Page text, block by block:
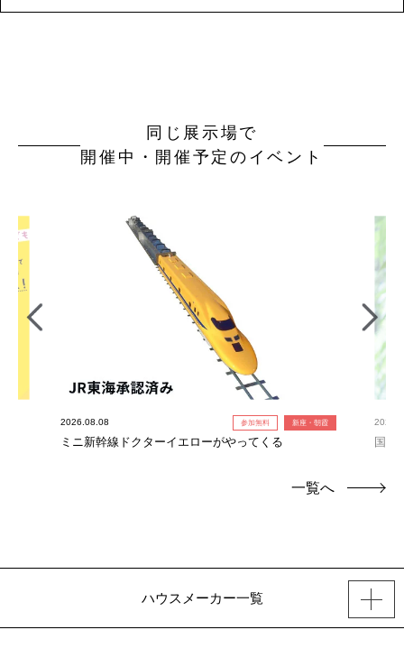
同じ展示場で
開催中・開催予定のイベント
2026.08.08 参加無料 新座・朝霞
ミニ新幹線ドクターイエローがやってくる 国産
一覧へ
ハウスメーカー一覧